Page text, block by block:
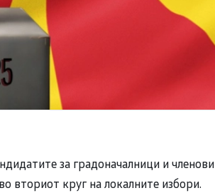
за градоначалници и членови
вториот круг на локалните избори.